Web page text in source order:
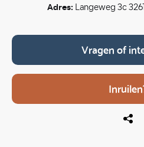
Adres: Langeweg 3c
Vragen of